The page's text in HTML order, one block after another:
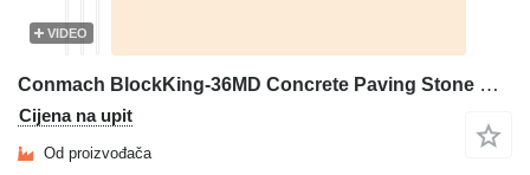
VIDEO
Conmach BlockKing-36MD Concrete Paving Stone Machine - 1.000 m2/shift
Cijena na upit
Od proizvođača